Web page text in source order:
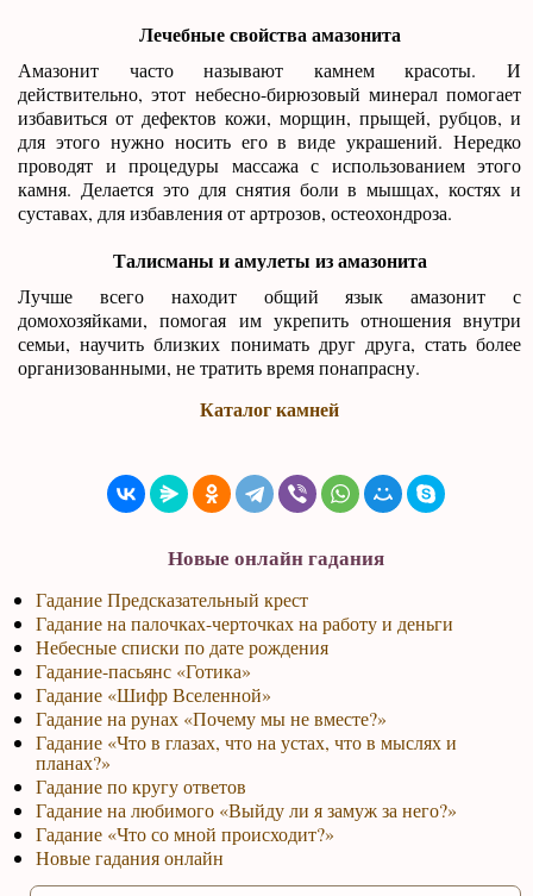
Лечебные свойства амазонита
Амазонит часто называют камнем красоты. И
действительно, этот небесно-бирюзовый минерал помогает
избавиться от дефектов кожи, морщин, прыщей, рубцов, и
для этого нужно носить его в виде украшений. Нередко
проводят и процедуры массажа с использованием этого
камня. Делается это для снятия боли в мышцах, костях и
суставах, для избавления от артрозов, остеохондроза.
Талисманы и амулеты из амазонита
Лучше всего находит общий язык амазонит с
домохозяйками, помогая им укрепить отношения внутри
семьи, научить близких понимать друг друга, стать более
организованными, не тратить время понапрасну.
Каталог камней
Новые онлайн гадания
Гадание Предсказательный крест
Гадание на палочках-черточках на работу и деньги
Небесные списки по дате рождения
Гадание-пасьянс «Готика»
Гадание «Шифр Вселенной»
Гадание на рунах «Почему мы не вместе?»
Гадание «Что в глазах, что на устах, что в мыслях и
планах?»
Гадание по кругу ответов
Гадание на любимого «Выйду ли я замуж за него?»
Гадание «Что со мной происходит?»
Новые гадания онлайн